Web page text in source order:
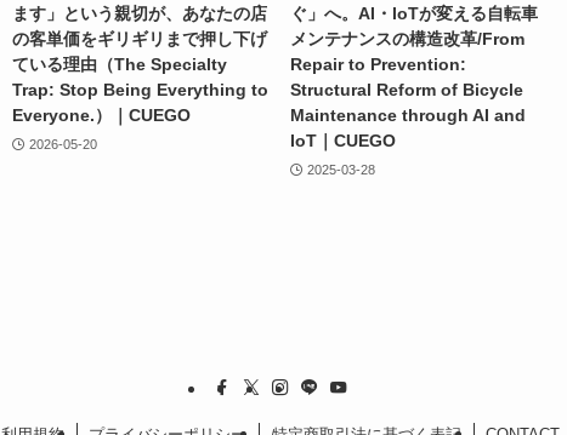
ます」という親切が、あなたの店
の客単価をギリギリまで押し下げ
ている理由（The Specialty
Trap: Stop Being Everything to
Everyone.）｜CUEGO
2026-05-20
ぐ」へ。AI・IoTが変える自転車
メンテナンスの構造改革/From
Repair to Prevention:
Structural Reform of Bicycle
Maintenance through AI and
IoT｜CUEGO
2025-03-28